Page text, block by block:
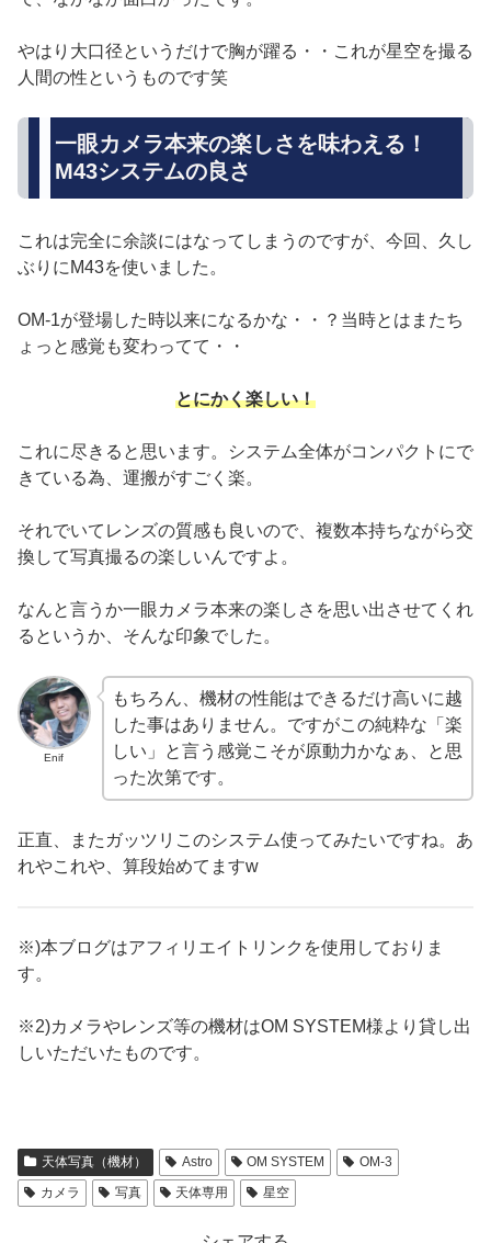
やはり大口径というだけで胸が躍る・・これが星空を撮る
人間の性というものです笑
一眼カメラ本来の楽しさを味わえる！
M43システムの良さ
これは完全に余談にはなってしまうのですが、今回、久し
ぶりにM43を使いました。
OM-1が登場した時以来になるかな・・？当時とはまたち
ょっと感覚も変わってて・・
とにかく楽しい！
これに尽きると思います。システム全体がコンパクトにで
きている為、運搬がすごく楽。
それでいてレンズの質感も良いので、複数本持ちながら交
換して写真撮るの楽しいんですよ。
なんと言うか一眼カメラ本来の楽しさを思い出させてくれ
るというか、そんな印象でした。
Enif
もちろん、機材の性能はできるだけ高いに越
した事はありません。ですがこの純粋な「楽
しい」と言う感覚こそが原動力かなぁ、と思
った次第です。
正直、またガッツリこのシステム使ってみたいですね。あ
れやこれや、算段始めてますw
※)本ブログはアフィリエイトリンクを使用しておりま
す。
※2)カメラやレンズ等の機材はOM SYSTEM様より貸し出
しいただいたものです。
天体写真（機材） Astro OM SYSTEM
OM-3
カメラ
写真 天体専用 星空